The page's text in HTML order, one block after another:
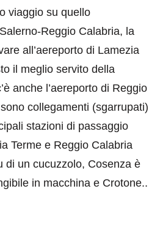
viaggio su quello
Reggio Calabria, la
all’aereporto di Lamezia
il meglio servito della
anche l’aereporto di Reggio
collegamenti (sgarrupati)
stazioni di passaggio
Terme e Reggio Calabria
di un cucuzzolo, Cosenza è
in macchina e Crotone..